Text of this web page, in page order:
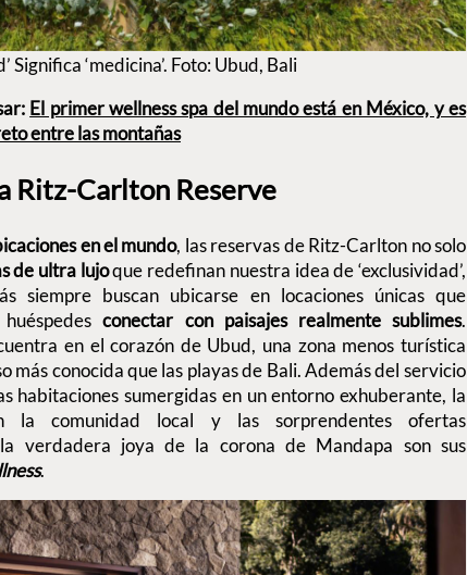
Significa ‘medicina’. Foto: Ubud, Bali
El primer wellness spa del mundo está en México, y es
entre las montañas
Ritz-Carlton Reserve
en el mundo, las reservas de Ritz-Carlton no solo
de ultra lujoque redefinan nuestra idea de ‘exclusividad’,
siempre buscan ubicarse en locaciones únicas que
conectar con paisajes realmente sublimes.
en el corazón de Ubud, una zona menos turística
más conocida que las playas de Bali. Además del servicio
habitaciones sumergidas en un entorno exhuberante, la
la comunidad local y las sorprendentes ofertas
la verdadera joya de la corona de Mandapa son sus
.